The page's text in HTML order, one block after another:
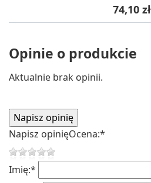
Cena
74,10 zł
Opinie o produkcie
Aktualnie brak opinii.
Napisz opinięOcena:*
Imię:*